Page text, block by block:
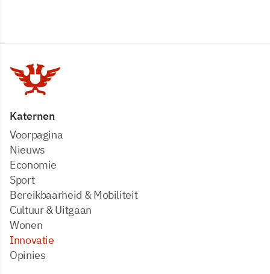
Katernen
Voorpagina
Nieuws
Economie
Sport
Bereikbaarheid & Mobiliteit
Cultuur & Uitgaan
Wonen
Innovatie
Opinies